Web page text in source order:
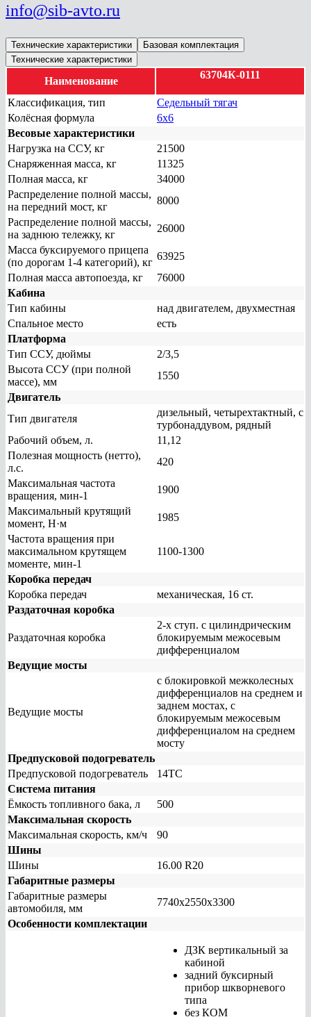
info@sib-avto.ru
Технические характеристики
Базовая комплектация
Технические характеристики
Наименование
63704К-0111
Классификация, тип
Седельный тягач
Колёсная формула
6x6
Весовые характеристики
Нагрузка на ССУ, кг
21500
Снаряженная масса, кг
11325
Полная масса, кг
34000
Распределение полной массы,
на передний мост, кг
8000
Распределение полной массы,
на заднюю тележку, кг
26000
Масса буксируемого прицепа
(по дорогам 1-4 категорий), кг
63925
Полная масса автопоезда, кг
76000
Кабина
Тип кабины
над двигателем, двухместная
Спальное место
есть
Платформа
Тип ССУ, дюймы
2/3,5
Высота ССУ (при полной
массе), мм
1550
Двигатель
Тип двигателя
дизельный, четырехтактный, с
турбонаддувом, рядный
Рабочий объем, л.
11,12
Полезная мощность (нетто),
л.с.
420
Максимальная частота
вращения, мин-1
1900
Максимальный крутящий
момент, Н·м
1985
Частота вращения при
максимальном крутящем
моменте, мин-1
1100-1300
Коробка передач
Коробка передач
механическая, 16 ст.
Раздаточная коробка
Раздаточная коробка
2-х ступ. с цилиндрическим
блокируемым межосевым
дифференциалом
Ведущие мосты
Ведущие мосты
с блокировкой межколесных
дифференциалов на среднем и
заднем мостах, с
блокируемым межосевым
дифференциалом на среднем
мосту
Предпусковой подогреватель
Предпусковой подогреватель
14ТС
Система питания
Ёмкость топливного бака, л
500
Максимальная скорость
Максимальная скорость, км/ч
90
Шины
Шины
16.00 R20
Габаритные размеры
Габаритные размеры
автомобиля, мм
7740х2550х3300
Особенности комплектации
ДЗК вертикальный за
кабиной
задний буксирный
прибор шкворневого
типа
без КОМ